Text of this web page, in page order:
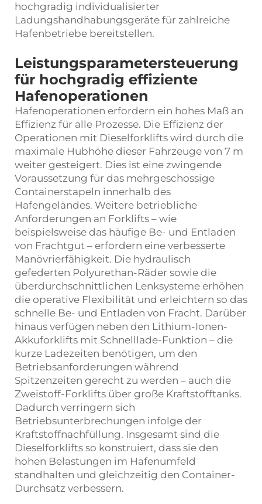
hochgradig individualisierter
Ladungshandhabungsgeräte für zahlreiche
Hafenbetriebe bereitstellen.
Leistungsparametersteuerung
für hochgradig effiziente
Hafenoperationen
Hafenoperationen erfordern ein hohes Maß an
Effizienz für alle Prozesse. Die Effizienz der
Operationen mit Dieselforklifts wird durch die
maximale Hubhöhe dieser Fahrzeuge von 7 m
weiter gesteigert. Dies ist eine zwingende
Voraussetzung für das mehrgeschossige
Containerstapeln innerhalb des
Hafengeländes. Weitere betriebliche
Anforderungen an Forklifts – wie
beispielsweise das häufige Be- und Entladen
von Frachtgut – erfordern eine verbesserte
Manövrierfähigkeit. Die hydraulisch
gefederten Polyurethan-Räder sowie die
überdurchschnittlichen Lenksysteme erhöhen
die operative Flexibilität und erleichtern so das
schnelle Be- und Entladen von Fracht. Darüber
hinaus verfügen neben den Lithium-Ionen-
Akkuforklifts mit Schnelllade-Funktion – die
kurze Ladezeiten benötigen, um den
Betriebsanforderungen während
Spitzenzeiten gerecht zu werden – auch die
Zweistoff-Forklifts über große Kraftstofftanks.
Dadurch verringern sich
Betriebsunterbrechungen infolge der
Kraftstoffnachfüllung. Insgesamt sind die
Dieselforklifts so konstruiert, dass sie den
hohen Belastungen im Hafenumfeld
standhalten und gleichzeitig den Container-
Durchsatz verbessern.